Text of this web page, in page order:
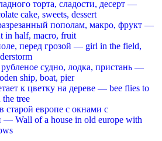
торта, сладости, десерт —
cake, sweets, dessert
пополам, макро, фрукт —
in half, macro, fruit
перед грозой — girl in the field,
судно, лодка, пристань —
ship, boat, pier
к цветку на дереве — bee flies to
tree
старой европе с окнами с
— Wall of a house in old europe with